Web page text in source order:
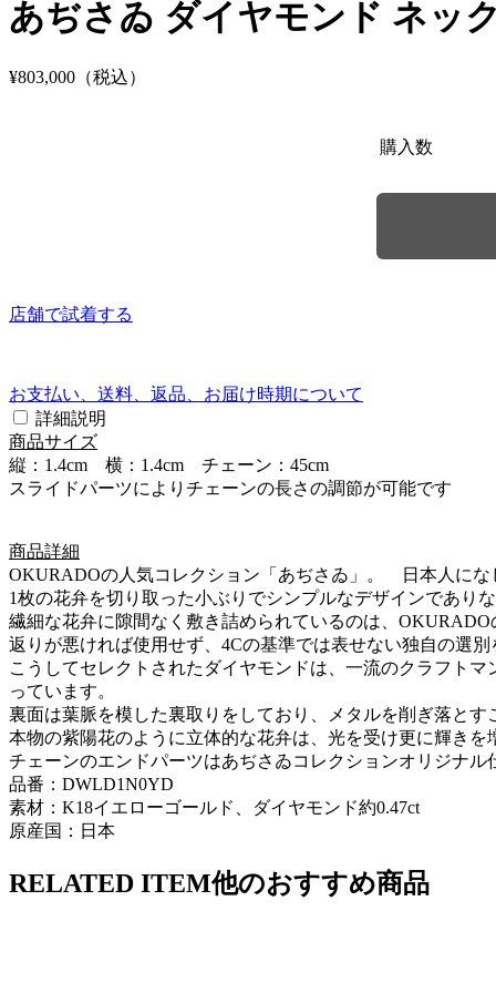
あぢさゐ ダイヤモンド ネッ
¥803,000 （税込）
購入数
店舗で試着する
お支払い、送料、返品、お届け時期について
詳細説明
商品サイズ
縦：1.4cm 横：1.4cm チェーン：45cm
スライドパーツによりチェーンの長さの調節が可能です
商品詳細
OKURADOの人気コレクション「あぢさゐ」。 日本人にな
1枚の花弁を切り取った小ぶりでシンプルなデザインであり
繊細な花弁に隙間なく敷き詰められているのは、
返りが悪ければ使用せず、4Cの基準では表せない独自の選
こうしてセレクトされたダイヤモンドは、一流のクラフト
っています。
裏面は葉脈を模した裏取りをしており、メタルを削ぎ落と
本物の紫陽花のように立体的な花弁は、光を受け更に輝きを
チェーンのエンドパーツはあぢさゐコレクションオリジナ
品番：DWLD1N0YD
素材：K18イエローゴールド、ダイヤモンド約0.47ct
原産国：日本
RELATED ITEM他のおすすめ商品